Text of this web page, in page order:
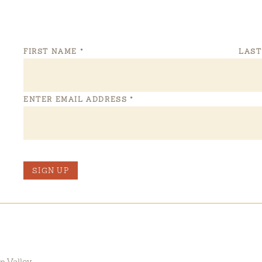
FIRST NAME *
ENTER EMAIL ADDRESS *
SIGN UP